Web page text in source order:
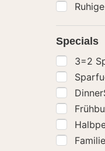
Specials
3=2